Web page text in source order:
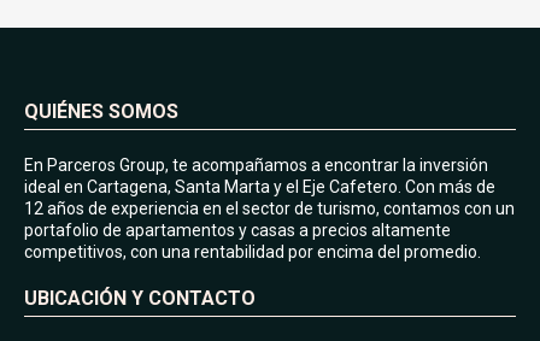
QUIÉNES SOMOS
En Parceros Group, te acompañamos a encontrar la inversión
ideal en Cartagena, Santa Marta y el Eje Cafetero. Con más de
12 años de experiencia en el sector de turismo, contamos con un
portafolio de apartamentos y casas a precios altamente
competitivos, con una rentabilidad por encima del promedio.
UBICACIÓN Y CONTACTO